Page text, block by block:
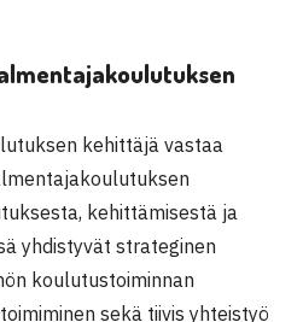
kehittäjä vastaa
kehittämisestä ja
yhdistyvät strateginen
koulutustoiminnan
sekä tiivis yhteistyö